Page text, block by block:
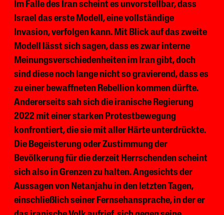
Im Falle des Iran scheint es unvorstellbar, dass
Israel das erste Modell, eine vollständige
Invasion, verfolgen kann. Mit Blick auf das zweite
Modell lässt sich sagen, dass es zwar interne
Meinungsverschiedenheiten im Iran gibt, doch
sind diese noch lange nicht so gravierend, dass es
zu einer bewaffneten Rebellion kommen dürfte.
Andererseits sah sich die iranische Regierung
2022 mit einer starken Protestbewegung
konfrontiert, die sie mit aller Härte unterdrückte.
Die Begeisterung oder Zustimmung der
Bevölkerung für die derzeit Herrschenden scheint
sich also in Grenzen zu halten. Angesichts der
Aussagen von Netanjahu in den letzten Tagen,
einschließlich seiner Fernsehansprache, in der er